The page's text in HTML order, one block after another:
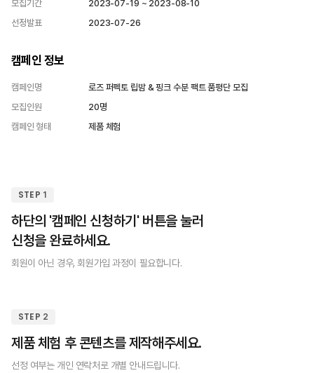
모집기간
2023-07-19 ~ 2023-08-10
선정발표
2023-07-26
캠페인 정보
캠페인명
로즈 퍼펙토 립밤 & 핑크 수분 팩트 품평단 모집
모집인원
20명
캠페인 형태
제품 체험
STEP 1
하단의 '캠페인 신청하기' 버튼을 눌러
신청을 완료하세요.
회원이 아닌 경우, 회원가입 과정이 필요합니다.
STEP 2
제품 체험 후 콘텐츠를 제작해주세요.
선정 여부는 개인 연락처로 개별 안내드립니다.